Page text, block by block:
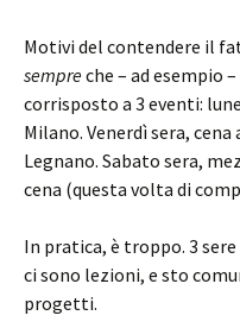
Motivi del contendere il
sempreche – ad esempio
corrisposto a 3 eventi:
Milano. Venerdì sera, cena
Legnano. Sabato sera,
cena (questa volta di
In pratica, è troppo. 3
ci sono lezioni, e sto
progetti.